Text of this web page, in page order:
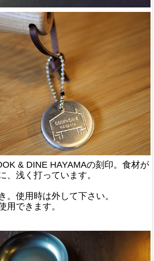
& DINE HAYAMAの刻印。食材が
、浅く打っています。
。使用時は外して下さい。
できます。